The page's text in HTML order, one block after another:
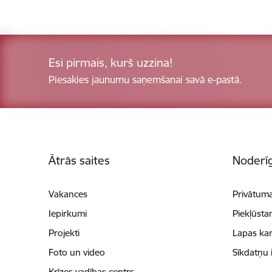
Esi pirmais, kurš uzzina!
Piesakies jaunumu saņemšanai savā e-pastā.
Ātrās saites
Vakances
Iepirkumi
Projekti
Foto un video
Lapas
Sīkdatņu